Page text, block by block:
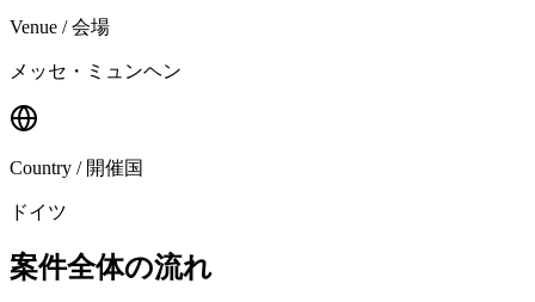
Venue / 会場
メッセ・ミュンヘン
Country / 開催国
ドイツ
案件全体の流れ